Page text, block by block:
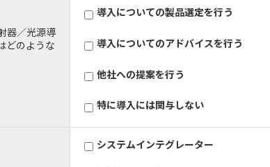
器／光源導
どのような
導入についての製品選定を行う
導入についてのアドバイスを行う
他社への提案を行う
特に導入には関与しない
システムインテグレーター